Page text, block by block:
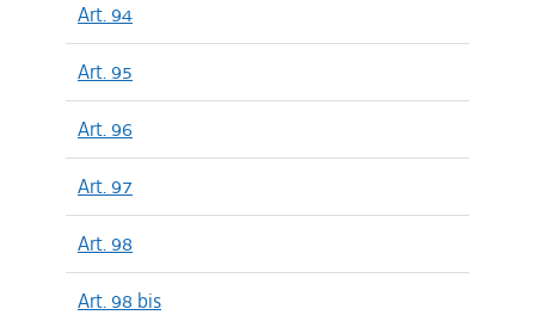
Art. 94
Art. 95
Art. 96
Art. 97
Art. 98
Art. 98 bis